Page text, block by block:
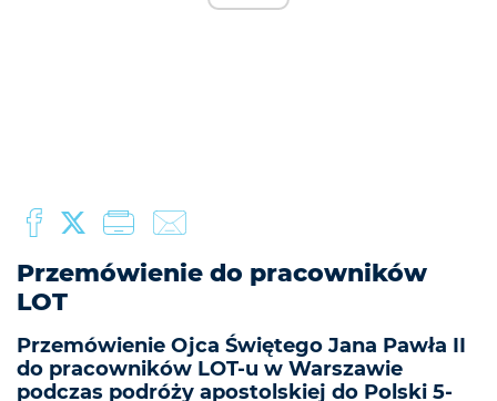
Przemówienie do pracowników
LOT
Przemówienie Ojca Świętego Jana Pawła II
do pracowników LOT-u w Warszawie
podczas podróży apostolskiej do Polski 5-